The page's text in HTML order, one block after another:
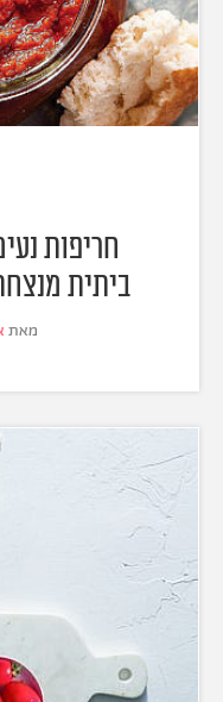
חריפות
ביתית
מאת